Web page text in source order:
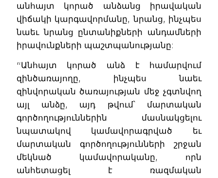
անհայտ կորած անձանց իրավական
վիճակի կարգավորմանը, նրանց, ինչպես
նաեւ նրանց ընտանիքների անդամների
իրավունքների պաշտպանությանը:
“Անհայտ կորած անձ է համարվում
զինծառայողը, ինչպես նաեւ
զինվորական ծառայության մեջ չգտնվող
այլ անձը, այդ թվում՝ մարտական
գործողություններին մասնակցելու
նպատակով կամավորագրված եւ
մարտական գործողությունների շրջան
մեկնած կամավորականը, որն
անհետացել է ռազմական